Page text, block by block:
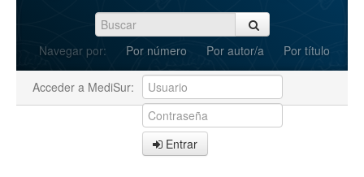
Navegar por: Por número Por autor/a Por título
Acceder a MediSur:
Entrar